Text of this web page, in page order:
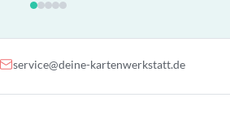
service@deine-kartenwerkstatt.de